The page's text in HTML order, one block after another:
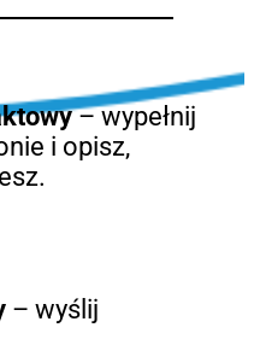
– wypełnij
i opisz,
– wyślij